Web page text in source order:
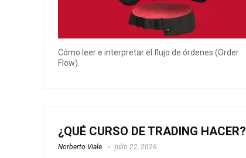
Cómo leer e interpretar el flujo de órdenes (Order
Flow).
¿QUÉ CURSO DE TRADING HACER?
Norberto Viale julio 22, 2026